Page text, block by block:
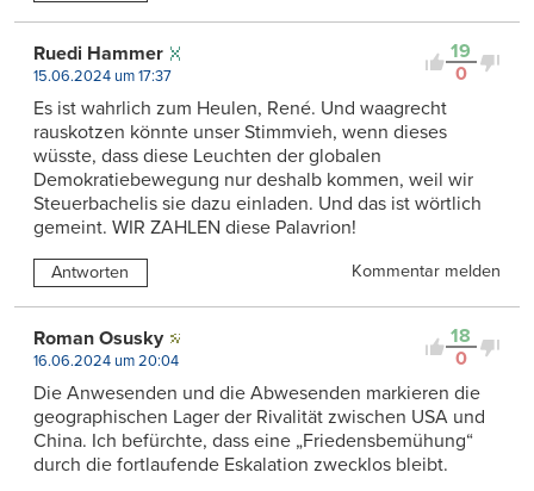
19
0
Ruedi Hammer
15.06.2024 um 17:37
Es ist wahrlich zum Heulen, René. Und waagrecht
rauskotzen könnte unser Stimmvieh, wenn dieses
wüsste, dass diese Leuchten der globalen
Demokratiebewegung nur deshalb kommen, weil wir
Steuerbachelis sie dazu einladen. Und das ist wörtlich
gemeint. WIR ZAHLEN diese Palavrion!
Antworten Kommentar melden
18
0
Roman Osusky
16.06.2024 um 20:04
Die Anwesenden und die Abwesenden markieren die
geographischen Lager der Rivalität zwischen USA und
China. Ich befürchte, dass eine „Friedensbemühung“
durch die fortlaufende Eskalation zwecklos bleibt.